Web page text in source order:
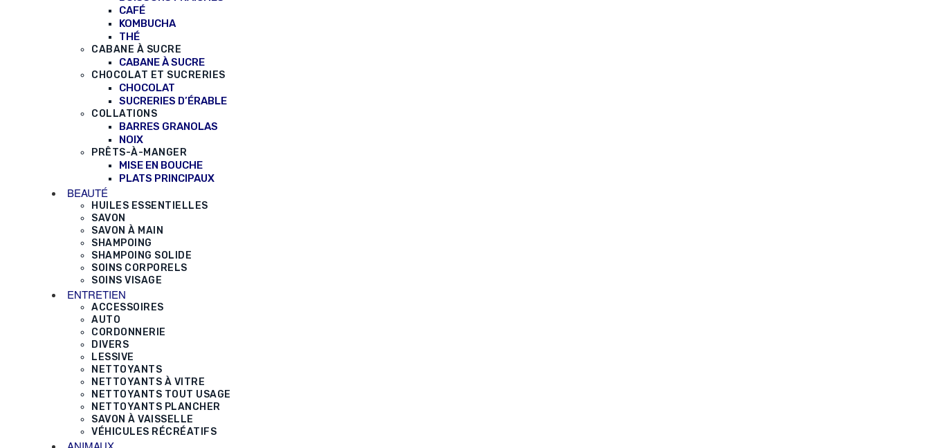
CAFÉ
KOMBUCHA
THÉ
CABANE À SUCRE
CABANE À SUCRE
CHOCOLAT ET SUCRERIES
CHOCOLAT
SUCRERIES D’ÉRABLE
COLLATIONS
BARRES GRANOLAS
NOIX
PRÊTS-À-MANGER
MISE EN BOUCHE
PLATS PRINCIPAUX
BEAUTÉ
HUILES ESSENTIELLES
SAVON
SAVON À MAIN
SHAMPOING
SHAMPOING SOLIDE
SOINS CORPORELS
SOINS VISAGE
ENTRETIEN
ACCESSOIRES
AUTO
CORDONNERIE
DIVERS
LESSIVE
NETTOYANTS
NETTOYANTS À VITRE
NETTOYANTS TOUT USAGE
NETTOYANTS PLANCHER
SAVON À VAISSELLE
VÉHICULES RÉCRÉATIFS